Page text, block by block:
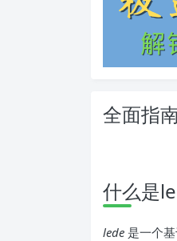
全面指
什么是
lede 是一个